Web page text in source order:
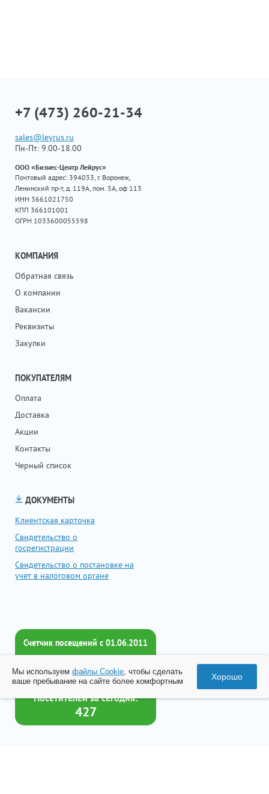
+7 (473) 260-21-34
sales@leyrus.ru
Пн-Пт: 9.00-18.00
ООО «Бизнес-Центр Лейрус»
Почтовый адрес: 394033, г. Воронеж,
Ленинский пр-т, д. 119А, пом. 5А, оф 113
ИНН 3661021750
КПП 366101001
ОГРН 1033600055598
КОМПАНИЯ
Обратная связь
О компании
Вакансии
Реквизиты
Закупки
ПОКУПАТЕЛЯМ
Оплата
Доставка
Акции
Контакты
Черный список
ДОКУМЕНТЫ
Клиентская карточка
Свидетельство о
госрегистрации
Свидетельство о постановке на
учет в налоговом органе
Счетчик посещений c 01.06.2011
Всего посетителей:
2016298
Посетителей за сегодня:
427
Мы используем файлы Cookie, чтобы сделать
ваше пребывание на сайте более комфортным
Хорошо